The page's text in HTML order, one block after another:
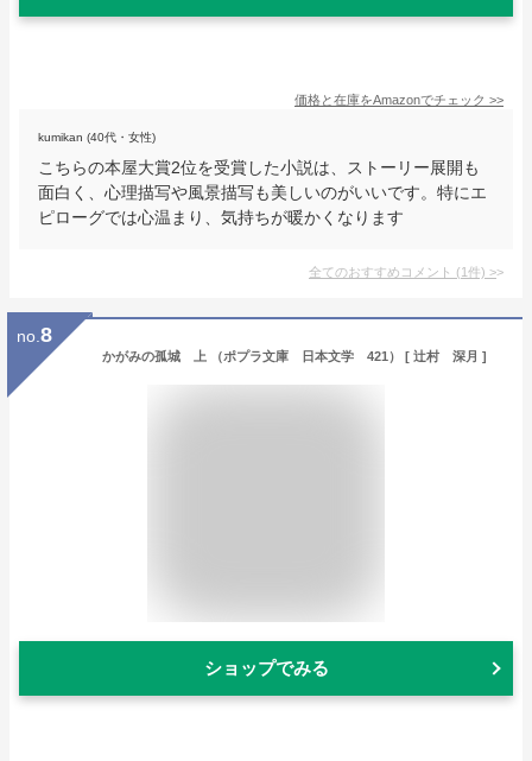
価格と在庫をAmazonでチェック >>
kumikan (40代・女性)
こちらの本屋大賞2位を受賞した小説は、ストーリー展開も
面白く、心理描写や風景描写も美しいのがいいです。特にエ
ピローグでは心温まり、気持ちが暖かくなります
全てのおすすめコメント (1件) >
no. 8
かがみの孤城 上 （ポプラ文庫 日本文学 421） [ 辻村 深月 ]
ショップでみる